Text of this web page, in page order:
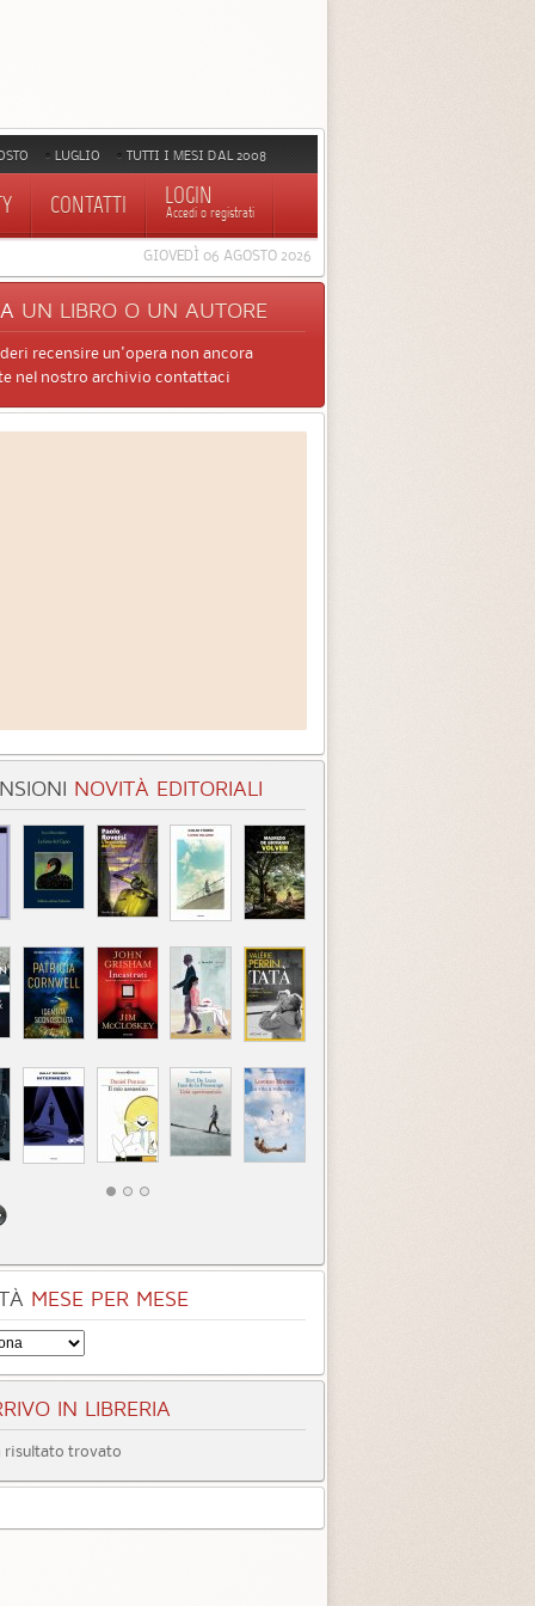
LUGLIO TUTTI I MESI DAL 2008
CONTATTI LOGIN
Accedi o registrati
GIOVEDÌ 06 AGOSTO 2026
Roberta, ho 40 anni,
250 euro al mese
Racconti
4.3 (
UN LIBRO O UN AUTORE
recensire un'opera non ancora
nel nostro archivio contattaci
NOVITÀ EDITORIALI
MESE PER MESE
IN LIBRERIA
risultato trovato